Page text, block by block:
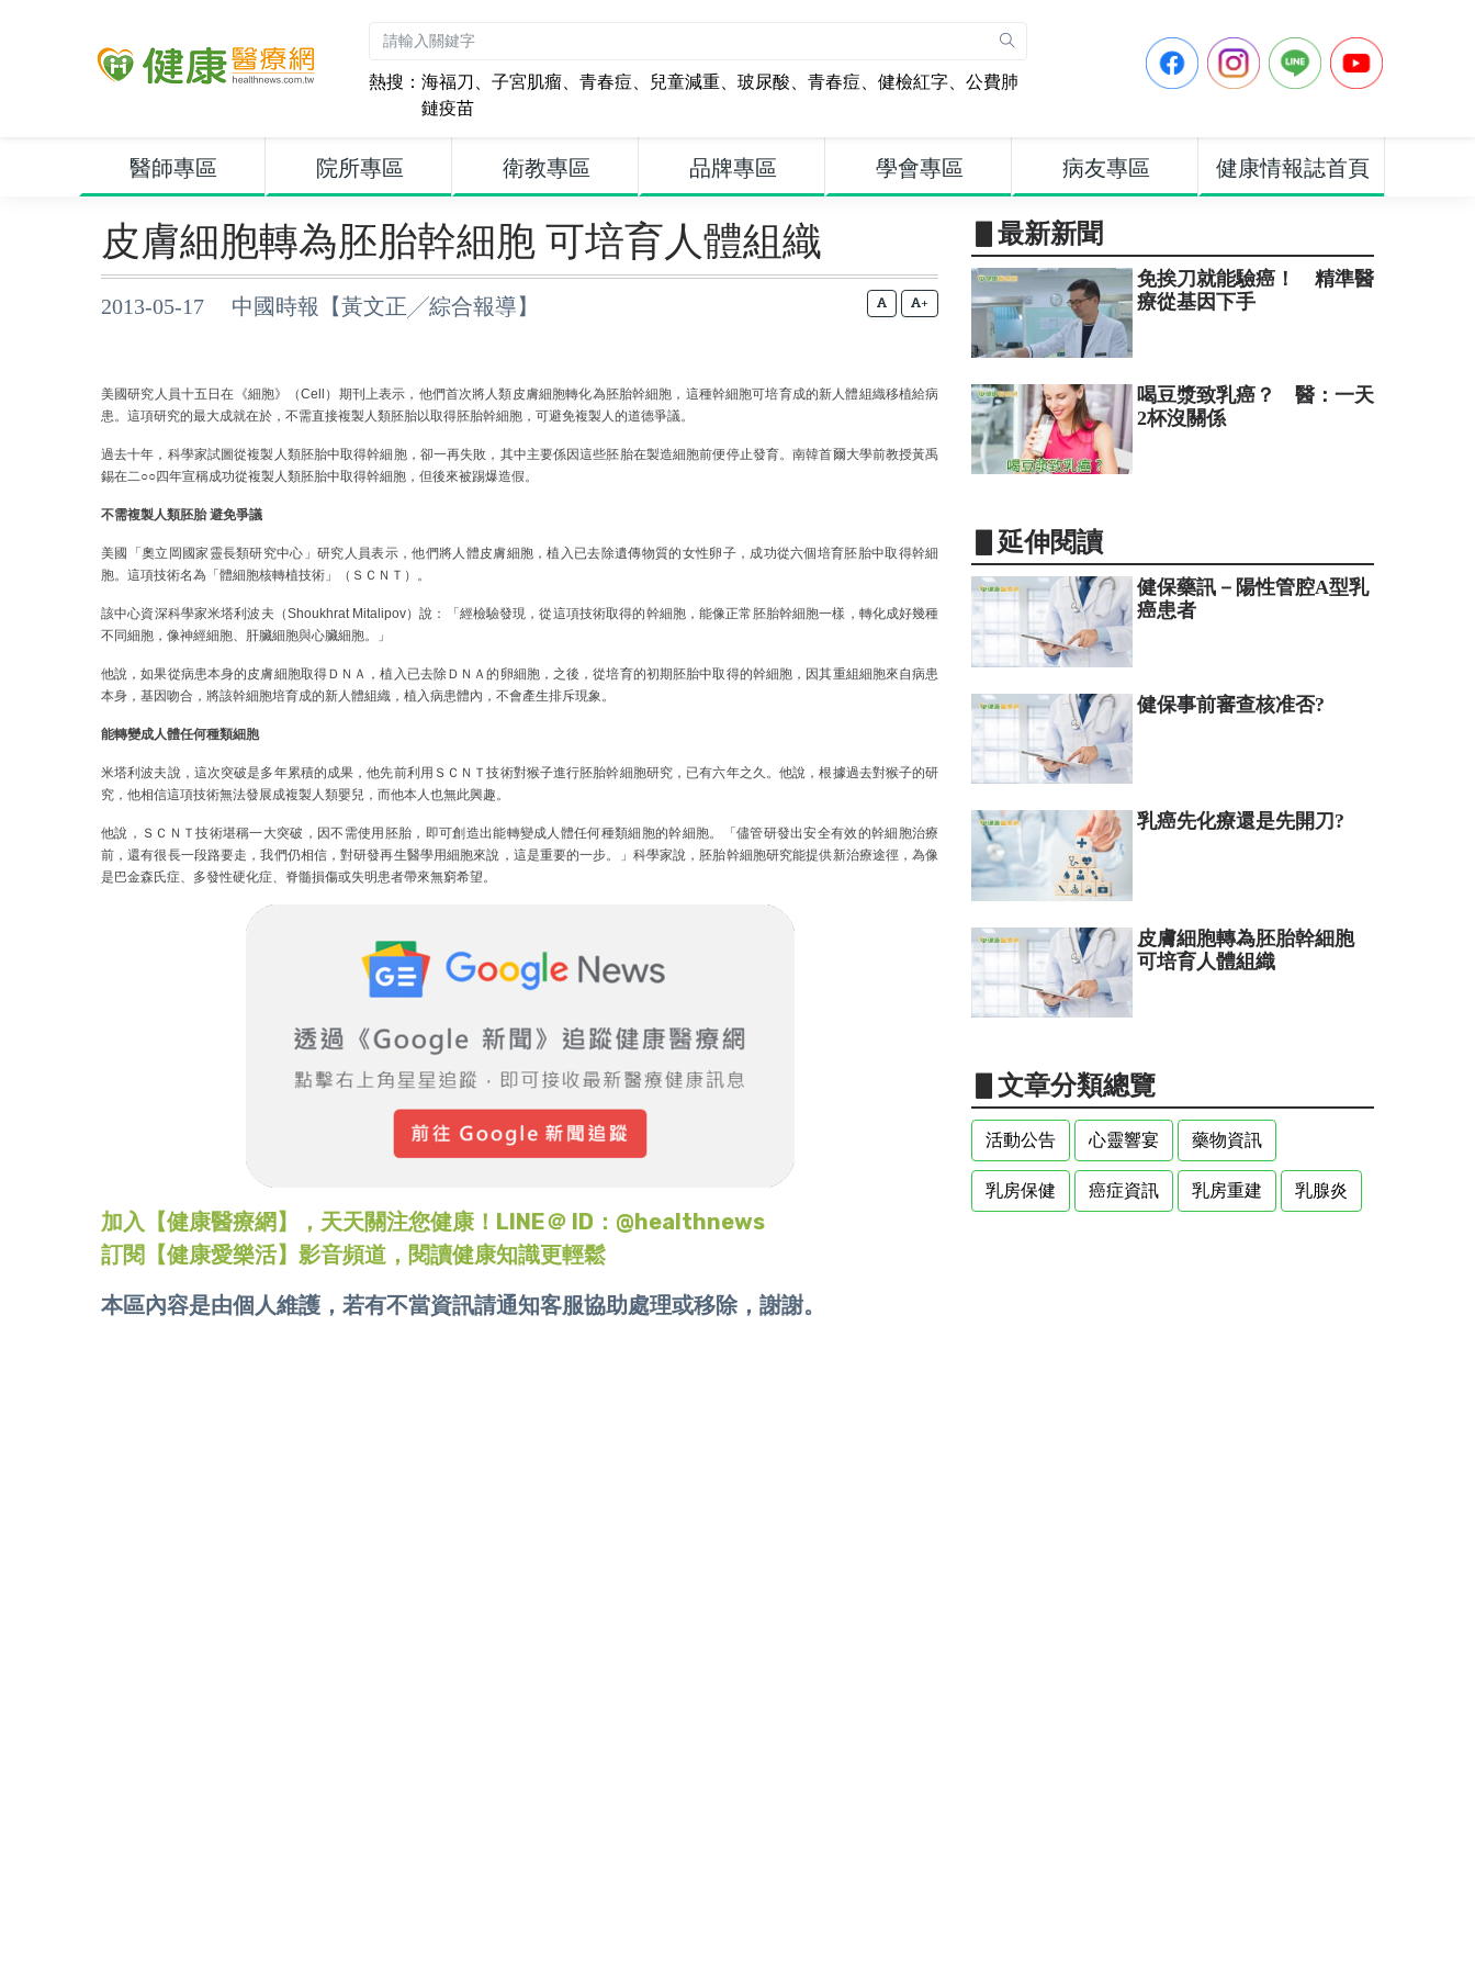
熱搜： 海福刀 、 子宮肌瘤、 青春痘、 兒童減重、 玻尿酸、 青春痘、 健檢紅字、 公費肺
鏈疫苗
醫師專區 院所專區 衛教專區 品牌專區 學會專區 病友專區 健康情報誌首頁
皮膚細胞轉為胚胎幹細胞 可培育人體組織
2013-05-17 中國時報【黃文正╱綜合報導】 +
美國研究人員十五日在《細胞》（Cell）期刊上表示，他們首次將人類皮膚細胞轉化為胚胎幹細胞，這種幹細胞可培育成的新人體組織移植給病
患。這項研究的最大成就在於，不需直接複製人類胚胎以取得胚胎幹細胞，可避免複製人的道德爭議。
過去十年，科學家試圖從複製人類胚胎中取得幹細胞，卻一再失敗，其中主要係因這些胚胎在製造細胞前便停止發育。南韓首爾大學前教授黃禹
錫在二○○四年宣稱成功從複製人類胚胎中取得幹細胞，但後來被踢爆造假。
不需複製人類胚胎 避免爭議
美國「奧立岡國家靈長類研究中心」研究人員表示，他們將人體皮膚細胞，植入已去除遺傳物質的女性卵子，成功從六個培育胚胎中取得幹細
胞。這項技術名為「體細胞核轉植技術」（ＳＣＮＴ）。
該中心資深科學家米塔利波夫（Shoukhrat Mitalipov）說：「經檢驗發現，從這項技術取得的幹細胞，能像正常胚胎幹細胞一樣，轉化成好幾種
不同細胞，像神經細胞、肝臟細胞與心臟細胞。」
他說，如果從病患本身的皮膚細胞取得ＤＮＡ，植入已去除ＤＮＡ的卵細胞，之後，從培育的初期胚胎中取得的幹細胞，因其重組細胞來自病患
本身，基因吻合，將該幹細胞培育成的新人體組織，植入病患體內，不會產生排斥現象。
能轉變成人體任何種類細胞
米塔利波夫說，這次突破是多年累積的成果，他先前利用ＳＣＮＴ技術對猴子進行胚胎幹細胞研究，已有六年之久。他說，根據過去對猴子的研
究，他相信這項技術無法發展成複製人類嬰兒，而他本人也無此興趣。
他說，ＳＣＮＴ技術堪稱一大突破，因不需使用胚胎，即可創造出能轉變成人體任何種類細胞的幹細胞。「儘管研發出安全有效的幹細胞治療
前，還有很長一段路要走，我們仍相信，對研發再生醫學用細胞來說，這是重要的一步。」科學家說，胚胎幹細胞研究能提供新治療途徑，為像
是巴金森氏症、多發性硬化症、脊髓損傷或失明患者帶來無窮希望。
加入【健康醫療網】，天天關注您健康！LINE＠ ID：@healthnews
訂閱【健康愛樂活】影音頻道，閱讀健康知識更輕鬆
本區內容是由個人維護，若有不當資訊請通知客服協助處理或移除，謝謝。
▋最新新聞
免挨刀就能驗癌！ 精準醫
療從基因下手
喝豆漿致乳癌？ 醫：一天
2杯沒關係
▋延伸閱讀
健保藥訊－陽性管腔A型乳
癌患者
健保事前審查核准否?
乳癌先化療還是先開刀?
皮膚細胞轉為胚胎幹細胞
可培育人體組織
▋文章分類總覽
活動公告 心靈響宴 藥物資訊
乳房保健 癌症資訊 乳房重建 乳腺炎